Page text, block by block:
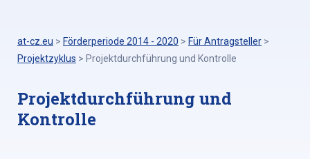
at-cz.eu > Förderperiode 2014 - 2020 > Für Antragsteller >
Projektzyklus > Projektdurchführung und Kontrolle
Projektdurchführung und
Kontrolle